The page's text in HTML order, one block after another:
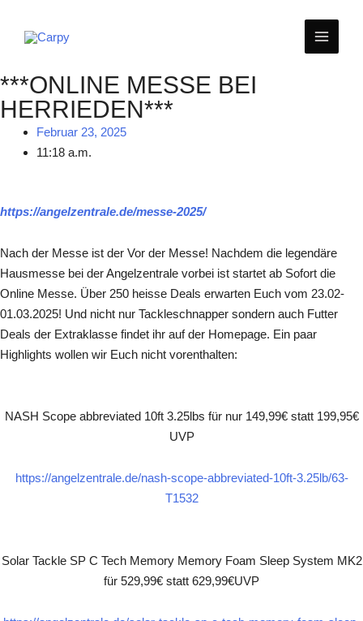
Inhalt
MAIN
***ONLINE MESSE BEI
HERRIEDEN***
Februar 23, 2025
11:18 a.m.
https://angelzentrale.de/messe-2025/
Nach der Messe ist der Vor der Messe! Nachdem die legendäre
Hausmesse bei der Angelzentrale vorbei ist startet ab Sofort die
Online Messe. Über 250 heisse Deals erwarten Euch vom 23.02-
01.03.2025! Und nicht nur Tackleschnapper sondern auch Futter
Deals der Extraklasse findet ihr auf der Homepage. Ein paar
Highlights wollen wir Euch nicht vorenthalten:
NASH Scope abbreviated 10ft 3.25lbs für nur 149,99€ statt 199,95€
UVP
https://angelzentrale.de/nash-scope-abbreviated-10ft-3.25lb/63-
T1532
Solar Tackle SP C Tech Memory Memory Foam Sleep System MK2
für 529,99€ statt 629,99€UVP